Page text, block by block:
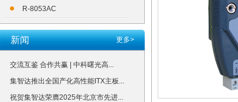
R-8053AC
更多>
新闻
交流互鉴 合作共赢 | 中科曙光高...
集智达推出全国产化高性能ITX主板...
祝贺集智达荣膺2025年北京市先进...